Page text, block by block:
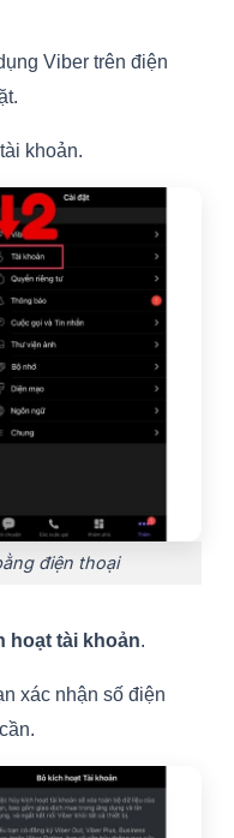
Viber trên điện
khoản.
điện thoại
hoạt tài khoản.
xác nhận số điện